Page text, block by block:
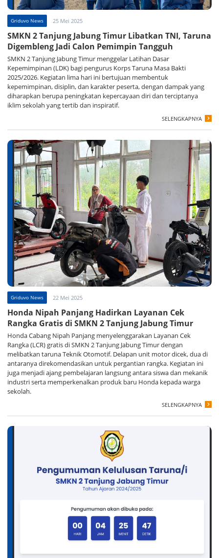
Griduvo News 25 Mei 2025
SMKN 2 Tanjung Jabung Timur Libatkan TNI, Taruna
Digembleng Jadi Calon Pemimpin Tangguh
SMKN 2 Tanjung Jabung Timur menggelar Latihan Dasar
Kepemimpinan (LDK) bagi pengurus Korps Taruna Masa Bakti
2025/2026. Kegiatan lima hari ini bertujuan membentuk
kepemimpinan, disiplin, dan karakter peserta, dengan dampak yang
diharapkan berupa peningkatan kepercayaan diri dan terciptanya
iklim sekolah yang tertib dan inspiratif.
SELENGKAPNYA
Griduvo News 22 Mei 2025
Honda Nipah Panjang Hadirkan Layanan Cek
Rangka Gratis di SMKN 2 Tanjung Jabung Timur
Honda Cabang Nipah Panjang menyelenggarakan Layanan Cek
Rangka (LCR) gratis di SMKN 2 Tanjung Jabung Timur dengan
melibatkan taruna Teknik Otomotif. Delapan unit motor dicek, dua di
antaranya direkomendasikan untuk pergantian rangka. Kegiatan ini
juga menjadi ajang pembelajaran langsung antara siswa dan mekanik
industri serta memperkenalkan produk baru Honda kepada warga
sekolah.
SELENGKAPNYA